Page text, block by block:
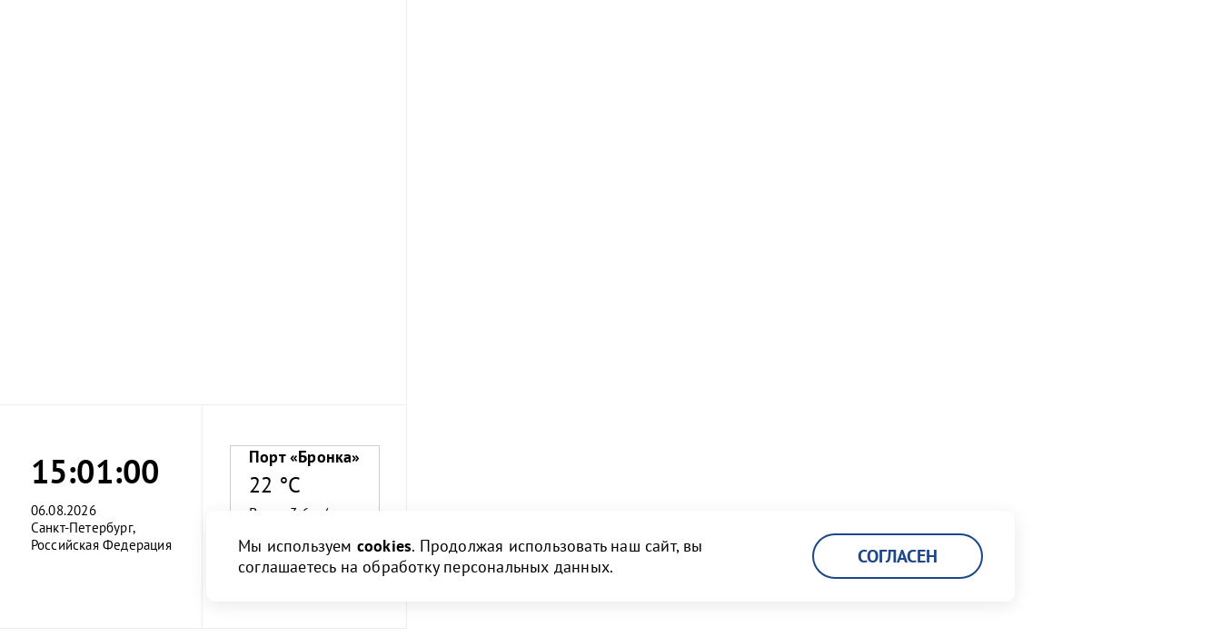
15:01:01
06.08.2026
Санкт-Петербург,
Российская Федерация
Порт «Бронка»
22 °C
Ветер 3.6 м/с
Влажность 79%
Мы используем cookies. Продолжая использовать наш сайт, вы
соглашаетесь на обработку персональных данных.
СОГЛАСЕН